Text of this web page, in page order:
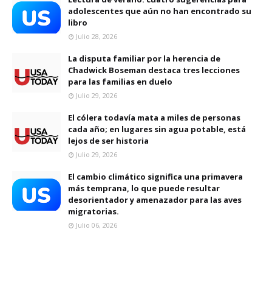
adolescentes que aún no han encontrado su
libro
Julio 28, 2026
La disputa familiar por la herencia de
Chadwick Boseman destaca tres lecciones
para las familias en duelo
Julio 29, 2026
El cólera todavía mata a miles de personas
cada año; en lugares sin agua potable, está
lejos de ser historia
Julio 29, 2026
El cambio climático significa una primavera
más temprana, lo que puede resultar
desorientador y amenazador para las aves
migratorias.
Julio 06, 2026